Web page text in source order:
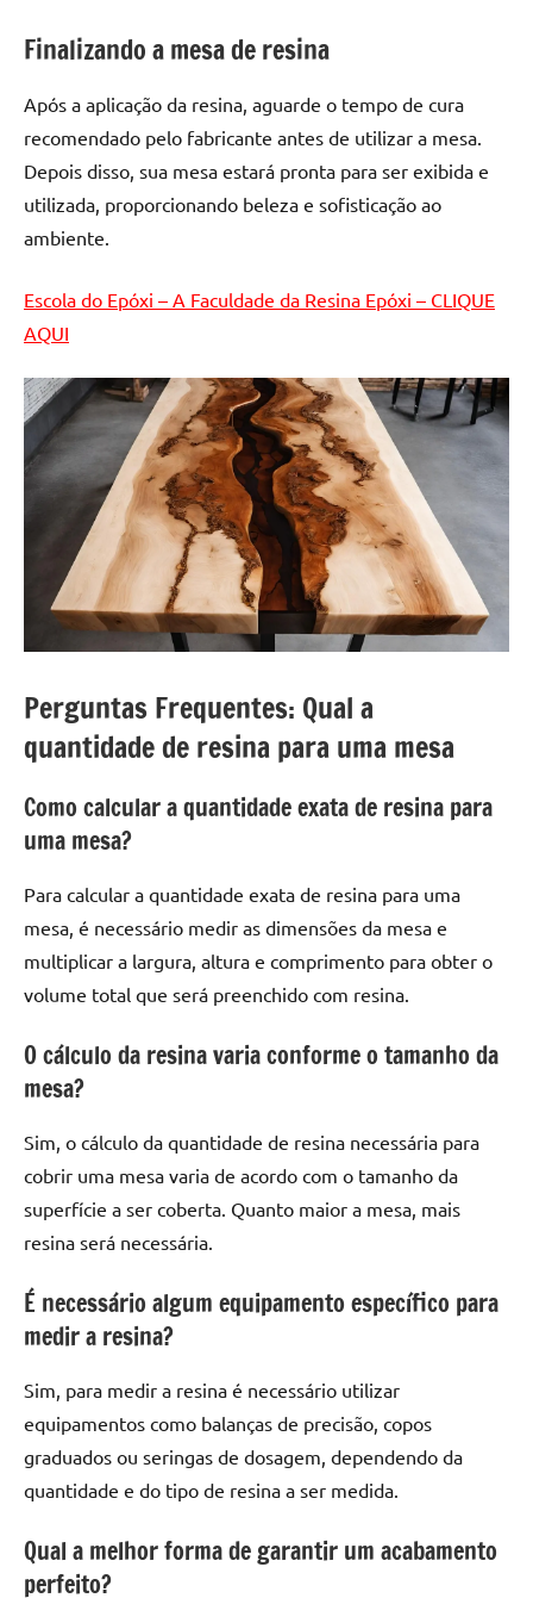
Finalizando a mesa de resina
Após a aplicação da resina, aguarde o tempo de cura
recomendado pelo fabricante antes de utilizar a mesa.
Depois disso, sua mesa estará pronta para ser exibida e
utilizada, proporcionando beleza e sofisticação ao
ambiente.
Escola do Epóxi – A Faculdade da Resina Epóxi – CLIQUE
AQUI
Perguntas Frequentes: Qual a
quantidade de resina para uma mesa
Como calcular a quantidade exata de resina para
uma mesa?
Para calcular a quantidade exata de resina para uma
mesa, é necessário medir as dimensões da mesa e
multiplicar a largura, altura e comprimento para obter o
volume total que será preenchido com resina.
O cálculo da resina varia conforme o tamanho da
mesa?
Sim, o cálculo da quantidade de resina necessária para
cobrir uma mesa varia de acordo com o tamanho da
superfície a ser coberta. Quanto maior a mesa, mais
resina será necessária.
É necessário algum equipamento específico para
medir a resina?
Sim, para medir a resina é necessário utilizar
equipamentos como balanças de precisão, copos
graduados ou seringas de dosagem, dependendo da
quantidade e do tipo de resina a ser medida.
Qual a melhor forma de garantir um acabamento
perfeito?